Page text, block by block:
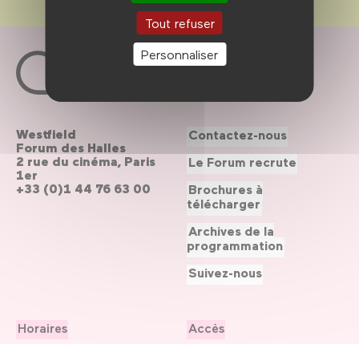
Tout refuser
Personnaliser
Westfield
Forum des Halles
2 rue du cinéma, Paris
1er
+33 (0)1 44 76 63 00
Horaires Accès
Contactez-nous
Le Forum recrute
Brochures à
télécharger
Archives de la
programmation
Suivez-nous